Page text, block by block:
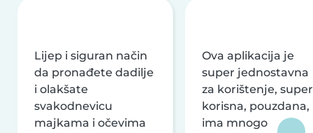
Lijep i siguran način
da pronađete dadilje
i olakšate
svakodnevicu
majkama i očevima
Ova aplikacija je
super jednostavna
za korištenje, super
korisna, pouzdana,
ima mnogo